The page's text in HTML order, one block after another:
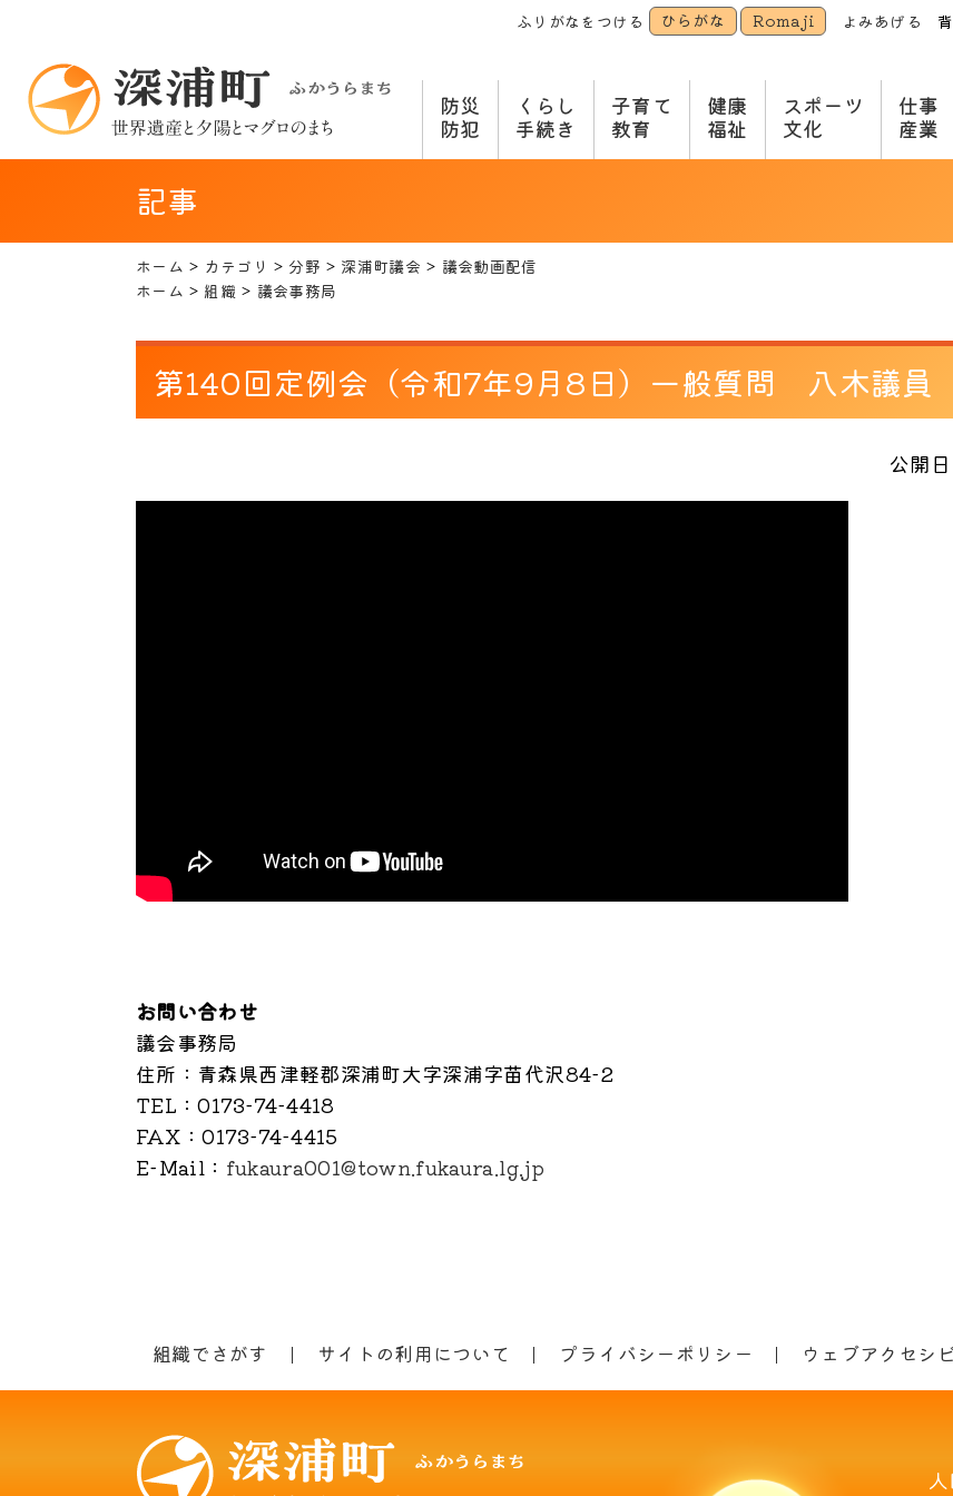
ふりがなをつける ひらがな Romaji よみあげる
防災
防犯
くらし
手続き
子育て
教育
健康
福祉
スポーツ
文化
仕事
産業
記事
ホーム カテゴリ 分野 深浦町議会
議会動画配信
ホーム
組織 議会事務局
第140回定例会（令和7年9月8日）一般質問 八木議員
公開
お問い合わせ
議会事務局
住所 ：青森県西津軽郡深浦町大字深浦字苗代沢84-2
TEL ：0173-74-4418
FAX ：0173-74-4415
E-Mail ： fukaura001@town.fukaura.lg.jp
組織でさがす サイトの利用について プライバシーポリシー ウェブアクセシ